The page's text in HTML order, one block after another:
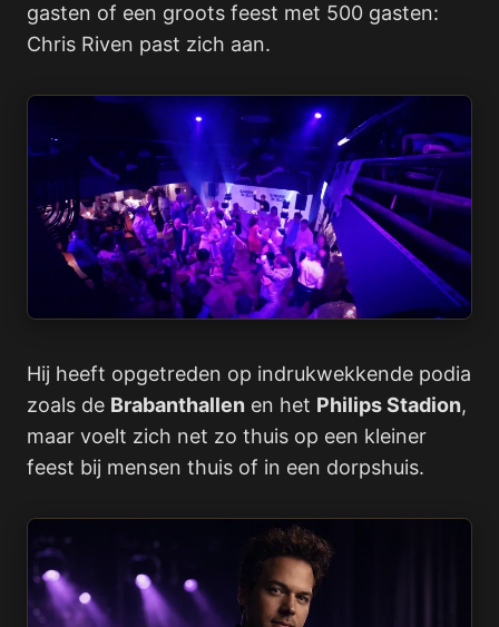
gasten of een groots feest met 500 gasten:
Chris Riven past zich aan.
Hij heeft opgetreden op indrukwekkende podia
zoals de Brabanthallen en het Philips Stadion,
maar voelt zich net zo thuis op een kleiner
feest bij mensen thuis of in een dorpshuis.